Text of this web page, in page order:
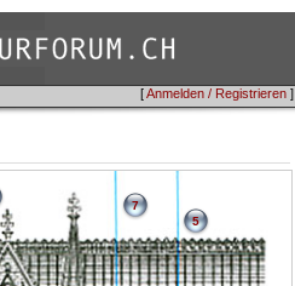
[Anmelden / Registrieren ]
5
7